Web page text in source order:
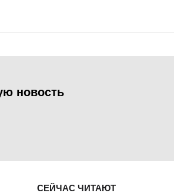
новость